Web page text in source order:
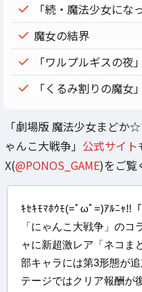
「続・魔法少女にな
魔女の結界
「ワルプルギスの夜」
「くるみ割りの魔女」
「劇場版 魔法少女まどか
ゃんこ大戦争」 公式サイト
X(@PONOS_GAME)をご覧
ｷｾｷﾓﾏﾎｳﾓ(=ﾟωﾟ=)ｱﾙﾆｬ!!
「にゃんこ大戦争」の
ャに新超激レア「ネコま
部キャラには第3形態が
テージではクリア報酬が